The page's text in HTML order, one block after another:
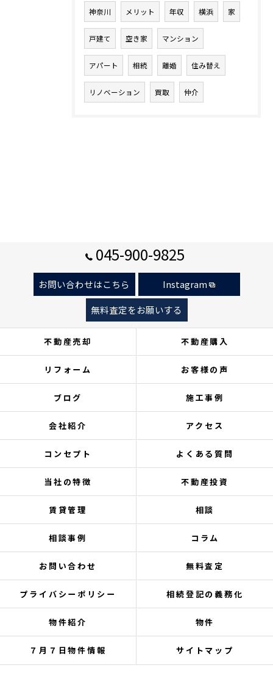
神奈川 メリット 年収 横浜 家
戸建て 空き家 マンション
アパート 相続 離婚 住み替え
リノベーション 買取 仲介
045-900-9825
お問い合わせはこちら
Instagram
無料査定をお願いする
不動産売却 不動産購入
リフォーム お客様の声
ブログ 施工事例
会社紹介 アクセス
コンセプト よくある質問
当社の特徴 不動産投資
賃貸管理 相談
相談事例 コラム
お問い合わせ 無料査定
プライバシーポリシー 相続登記の義務化
物件紹介 物件
７月７日物件情報 サイトマップ